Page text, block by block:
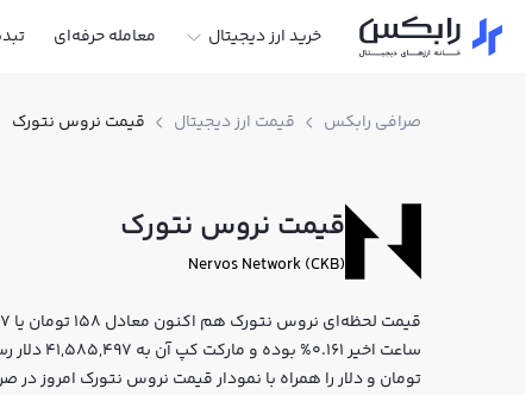
خرید ارز دیجیتال معامله حرفه‌ای
صرافی رابکس قیمت ارز دیجیتال قیمت نروس نتورک
قیمت نروس نتورک
Nervos Network (CKB)
ساعت
تومان و دلار را همراه با نمودار قیمت نروس نتورک امروز